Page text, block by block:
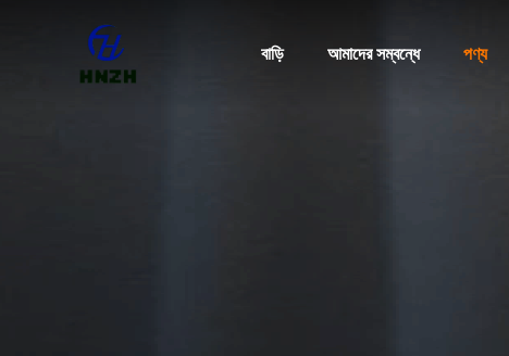
বাড়ি আমাদের সম্বন্ধে পণ্য